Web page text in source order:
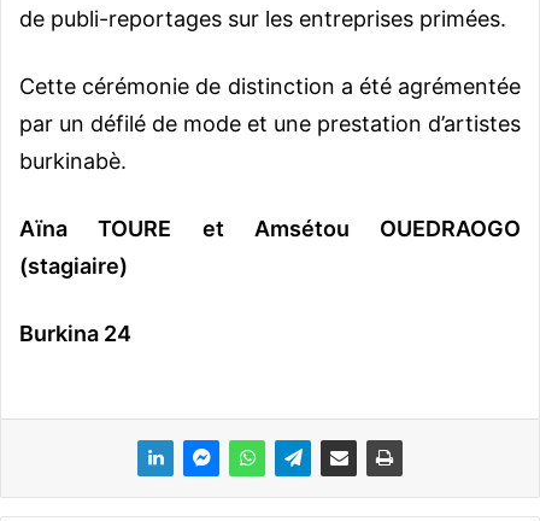
de publi-reportages sur les entreprises primées.
Cette cérémonie de distinction a été agrémentée
par un défilé de mode et une prestation d’artistes
burkinabè.
Aïna TOURE et Amsétou OUEDRAOGO
(stagiaire)
Burkina 24